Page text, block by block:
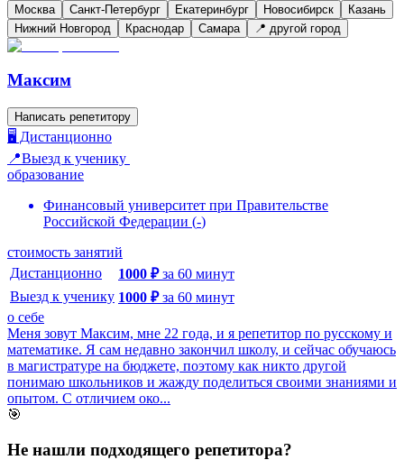
Москва Санкт-Петербург Екатеринбург Новосибирск
Казань
Нижний Новгород
Краснодар Самара 📍 другой город
Максим
Написать репетитору
🖥️ Дистанционно
📍Выезд к ученику
образование
Финансовый университет при Правительстве
Российской Федерации (-)
стоимость занятий
Дистанционно
1000 ₽ за 60 минут
Выезд к ученику 1000 ₽ за 60 минут
о себе
Меня зовут Максим, мне 22 года, и я репетитор по русскому и
математике. Я сам недавно закончил школу, и сейчас обучаюсь
в магистратуре на бюджете, поэтому как никто другой
понимаю школьников и жажду поделиться своими знаниями и
опытом. С отличием око...
🎯
Не нашли подходящего репетитора?